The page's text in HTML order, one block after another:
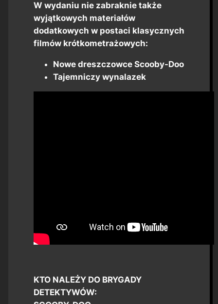
W wydaniu nie zabraknie także
wyjątkowych materiałów
dodatkowych w postaci klasycznych
filmów krótkometrażowych:
Nowe dreszczowce Scooby-Doo
Tajemniczy wynalazek
KTO NALEŻY DO BRYGADY
DETEKTYWÓW: